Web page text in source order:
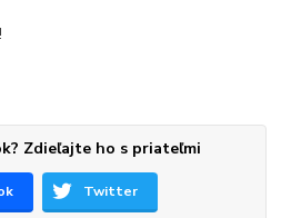
Zdieľajte ho s priateľmi
Twitter